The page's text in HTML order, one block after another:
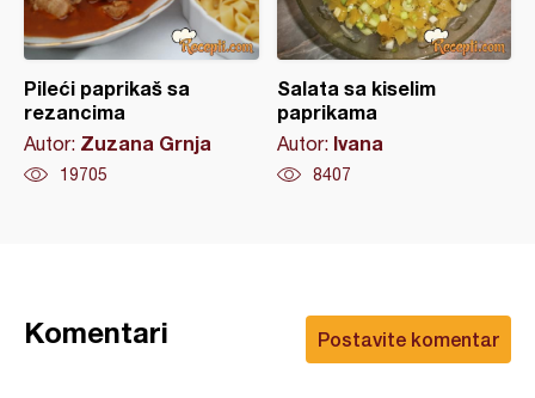
Pileći paprikaš sa
rezancima
Autor: Zuzana Grnja
19705
Salata sa kiselim
paprikama
Autor: Ivana
8407
Postavite komentar
Komentari